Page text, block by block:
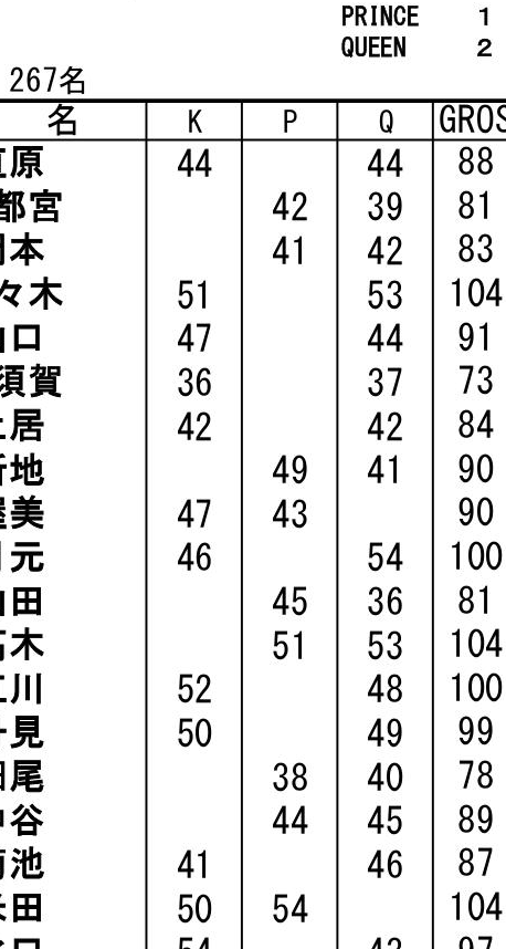
PRINCE １
QUEEN ２
名
名 K P Q
44 44 88
宮 42 39 81
本 41 42 83
木 51 53 104
47 44 91
賀 36 37 73
居 42 42 84
地 49 41 90
美 47 43 90
元 46 54 100
45 36 81
木 51 53 104
52 48 100
見 50 49 99
尾 38 40 78
谷 44 45 89
池 41 46 87
50 54 104